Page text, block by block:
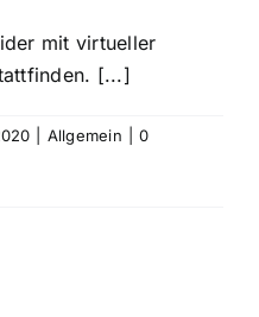
mit virtueller
[...]
Allgemein
0